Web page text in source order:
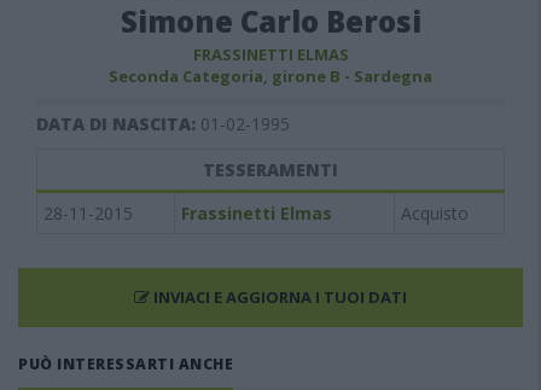
Simone Carlo Berosi
FRASSINETTI ELMAS
Seconda Categoria, girone B - Sardegna
DATA DI NASCITA: 01-02-1995
TESSERAMENTI
28-11-2015
Frassinetti Elmas Acquisto
INVIACI E AGGIORNA I TUOI DATI
PUÒ INTERESSARTI ANCHE